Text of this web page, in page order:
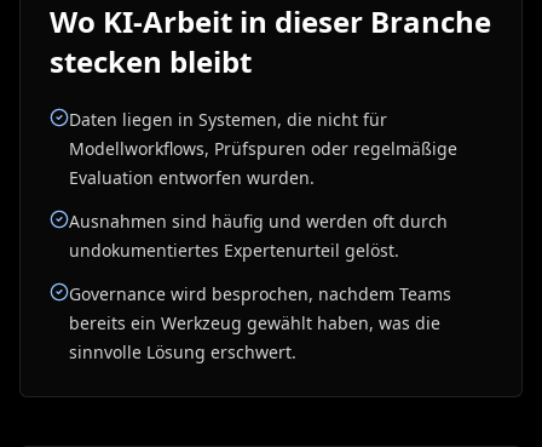
Wo KI-Arbeit in dieser Branche
stecken bleibt
Daten liegen in Systemen, die nicht für
Modellworkflows, Prüfspuren oder regelmäßige
Evaluation entworfen wurden.
Ausnahmen sind häufig und werden oft durch
undokumentiertes Expertenurteil gelöst.
Governance wird besprochen, nachdem Teams
bereits ein Werkzeug gewählt haben, was die
sinnvolle Lösung erschwert.